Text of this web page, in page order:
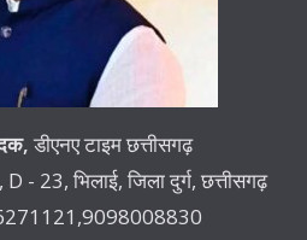
डीएनए टाइम छत्तीसगढ़
- 23, भिलाई, जिला दुर्ग, छत्तीसगढ़